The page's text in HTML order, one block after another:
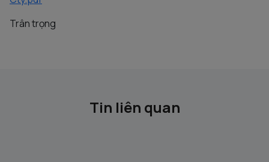
Trân trọng
Tin liên quan